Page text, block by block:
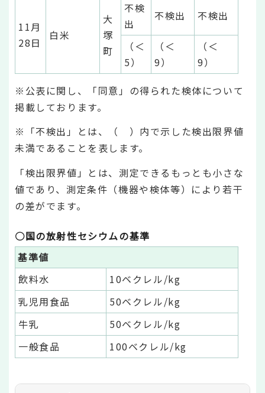
11月
28日
白米
大
塚
町
不検
出
不検出 不検出
（＜
5）
（＜
9）
（＜
9）
※公表に関し、「同意」の得られた検体について
掲載しております。
※「不検出」とは、（ ）内で示した検出限界値
未満であることを表します。
「検出限界値」とは、測定できるもっとも小さな
値であり、測定条件（機器や検体等）により若干
の差がでます。
○国の放射性セシウムの基準
基準値
飲料水
10ベクレル/kg
乳児用食品
50ベクレル/kg
牛乳
50ベクレル/kg
一般食品
100ベクレル/kg